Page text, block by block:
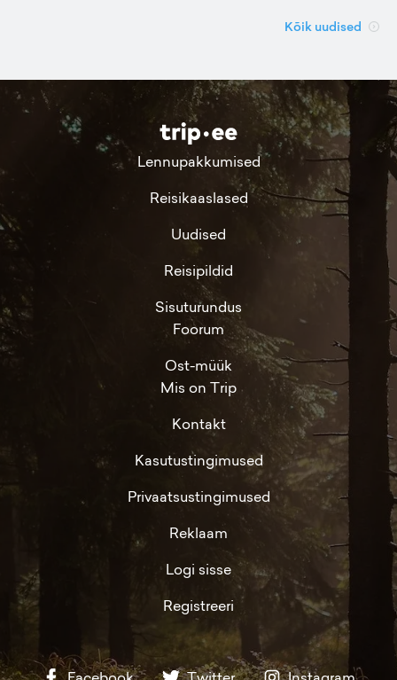
Kõik uudised
Lennupakkumised
Reisikaaslased
Uudised
Reisipildid
Sisuturundus
Foorum
Ost-müük
Mis on Trip
Kontakt
Kasutustingimused
Privaatsustingimused
Reklaam
Logi sisse
Registreeri